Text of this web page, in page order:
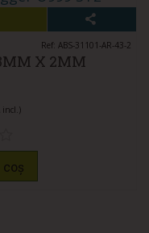
Ref: ABS-31101-AR-43-2
X 2MM
incl.)